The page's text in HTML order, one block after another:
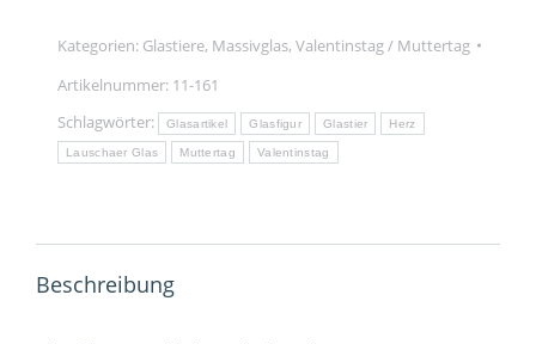
Kategorien: Glastiere, Massivglas, Valentinstag / Muttertag
Artikelnummer: 11-161
Schlagwörter:
Glasartikel Glasfigur Glastier Herz
Lauschaer Glas Muttertag Valentinstag
Beschreibung